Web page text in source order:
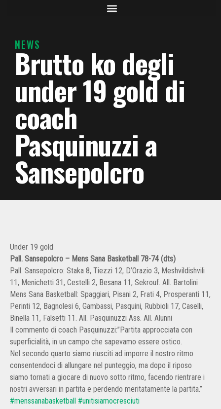
NEWS
Brutto ko degli
under 19 gold di
coach
Pasquinuzzi a
Sansepolcro
Under 19 gold
Pall. Sansepolcro – Mens Sana Basketball 78-74 (dts)
Pall. Sansepolcro: Staka 8, Tiezzi 12, D’Orazio 3, Meshvildishvili
11, Menichetti 31, Cestelli 2, Besana 11, Sekrouf. All. Bartolini
Mens Sana Basketball: Spaggiari, Pisani 2, Frati 4, Prosperanti 11,
Perinti 12, Bagnolesi 6, Gambassi, Pasquini, Rubbioli 17, Caselli,
Binella 11, Falsetti 11. All. Pasquinuzzi Ass. All. Alunni
Il commento di coach Pasquinuzzi:”Partita approcciata con
superficialità, in un campo che sapevamo essere ostico.
Nel secondo quarto siamo riusciti ad imporre il nostro ritmo
consentendoci di allungare nel punteggio, ma dopo il riposo
siamo tornati a giocare di nuovo sotto ritmo, facendo rientrare i
nostri avversari in partita e perdendo meritatamente la partita.”
#menssanabasketball #unitisiamocresciuti